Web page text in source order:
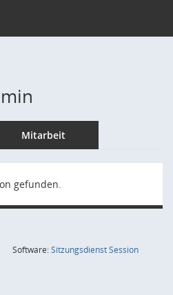
Mitarbeit
gefunden.
Software:SitzungsdienstSession(Wird in